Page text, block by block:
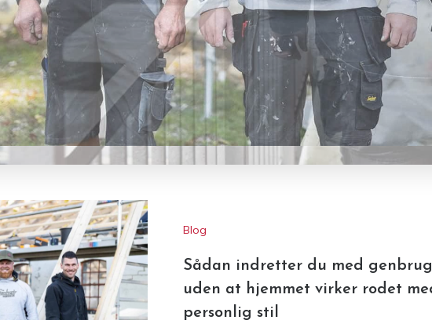
uden at hjemmet virker rodet med
personlig stil